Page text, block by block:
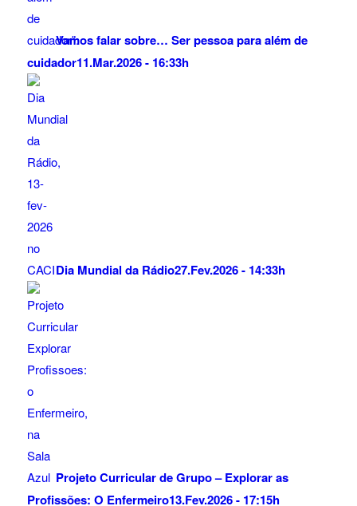
Vamos falar sobre… Ser pessoa para além de
cuidador11.Mar.2026 - 16:33h
Dia Mundial da Rádio27.Fev.2026 - 14:33h
Projeto Curricular de Grupo – Explorar as
Profissões: O Enfermeiro13.Fev.2026 - 17:15h